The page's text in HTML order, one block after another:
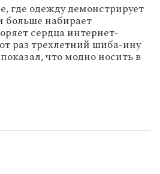
где одежду демонстрирует
больше набирает
сердца интернет-
раз трехлетний шиба-ину
что модно носить в